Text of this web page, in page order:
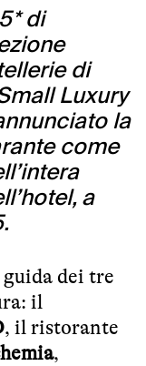
di
di
Luxury
la
come
a
guida dei tre
il
, il ristorante
,